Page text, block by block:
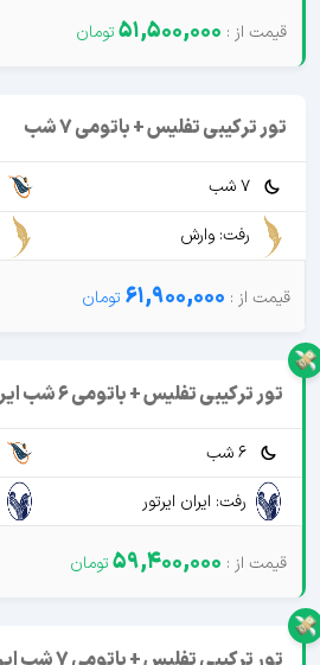
51,500,000
تور ترکیبی تفلیس + باتومی 7 شب
7 شب
رفت: وارش
61,900,000
تور ترکیبی تفلیس + باتومی 6 شب ایرتور
6 شب
رفت: ایران ایرتور
59,400,000